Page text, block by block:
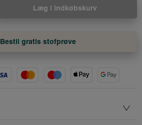
Læg i indkøbskurv
Bestil gratis stofprøve